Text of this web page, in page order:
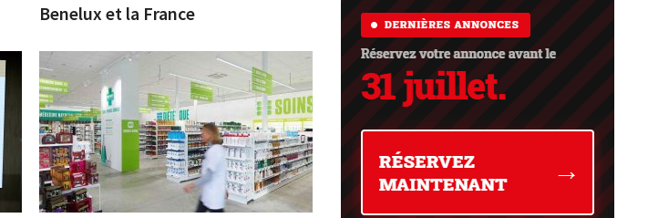
Benelux et la France